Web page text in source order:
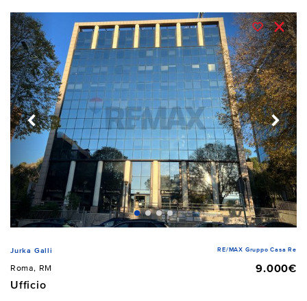
Jurka Galli RE/MAX Gruppo Casa Re
Roma, RM
9.000€
Ufficio